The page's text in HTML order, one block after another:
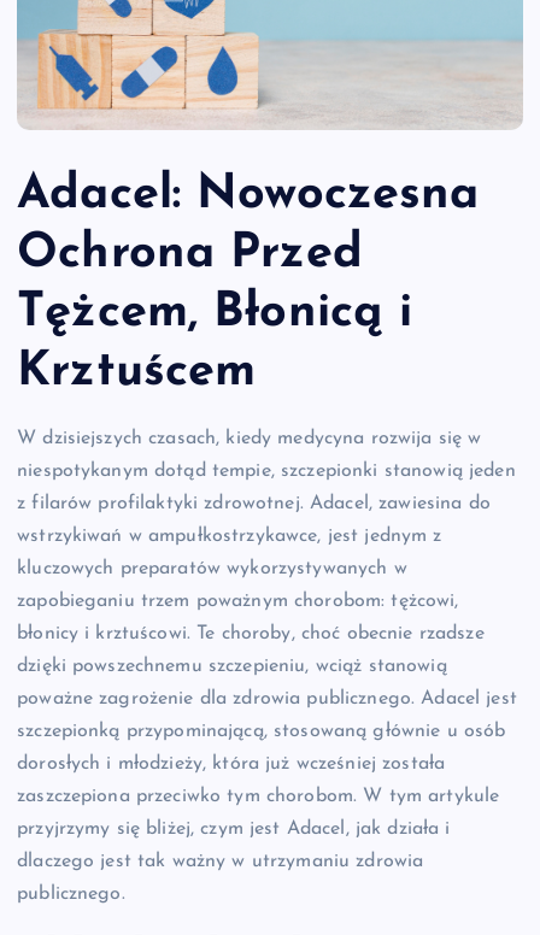
Adacel: Nowoczesna
Ochrona Przed
Tężcem, Błonicą i
Krztuścem
W dzisiejszych czasach, kiedy medycyna rozwija się w
niespotykanym dotąd tempie, szczepionki stanowią jeden
z filarów profilaktyki zdrowotnej. Adacel, zawiesina do
wstrzykiwań w ampułkostrzykawce, jest jednym z
kluczowych preparatów wykorzystywanych w
zapobieganiu trzem poważnym chorobom: tężcowi,
błonicy i krztuścowi. Te choroby, choć obecnie rzadsze
dzięki powszechnemu szczepieniu, wciąż stanowią
poważne zagrożenie dla zdrowia publicznego. Adacel jest
szczepionką przypominającą, stosowaną głównie u osób
dorosłych i młodzieży, która już wcześniej została
zaszczepiona przeciwko tym chorobom. W tym artykule
przyjrzymy się bliżej, czym jest Adacel, jak działa i
dlaczego jest tak ważny w utrzymaniu zdrowia
publicznego.